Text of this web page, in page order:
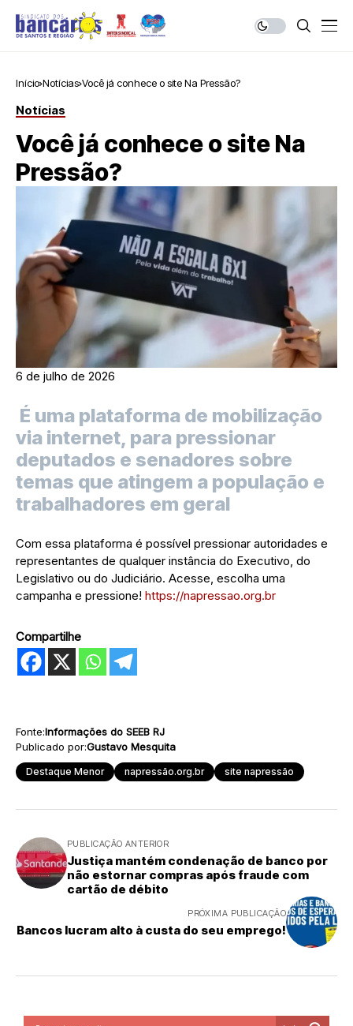
Início Notícias Você já conhece o site Na Pressão?
Notícias
Você já conhece o site Na
Pressão?
6 de julho de 2026
É uma plataforma de mobilização
via internet, para pressionar
deputados e senadores sobre
temas que atingem a população e
trabalhadores em geral
Com essa plataforma é possível pressionar autoridades e
representantes de qualquer instância do Executivo, do
Legislativo ou do Judiciário. Acesse, escolha uma
campanha e pressione! https://napressao.org.br
Compartilhe
Fonte:Informações do SEEB RJ
Publicado por:Gustavo Mesquita
Destaque Menor napressão.org.br site napressão
PUBLICAÇÃO ANTERIOR
Justiça mantém condenação de banco por
não estornar compras após fraude com
cartão de débito
PRÓXIMA PUBLICAÇÃO
Bancos lucram alto à custa do seu emprego!